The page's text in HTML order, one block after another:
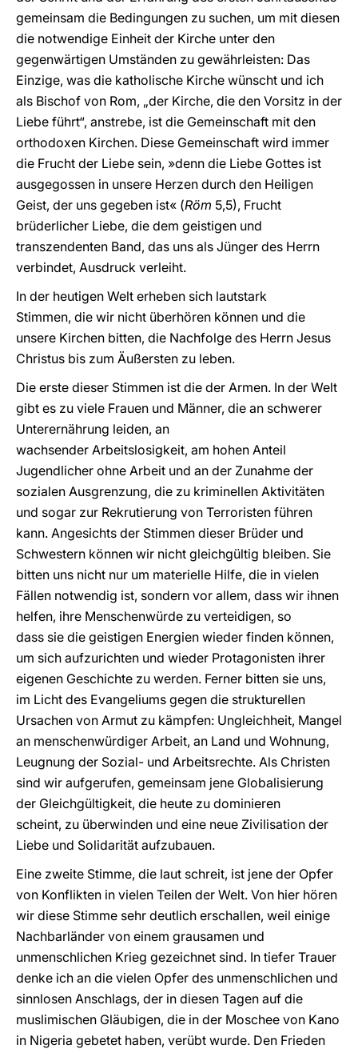
gemeinsam die Bedingungen zu suchen, um mit diesen
die notwendige Einheit der Kirche unter den
gegenwärtigen Umständen zu gewährleisten: Das
Einzige, was die katholische Kirche wünscht und ich
als Bischof von Rom, „der Kirche, die den Vorsitz in der
Liebe führt“, anstrebe, ist die Gemeinschaft mit den
orthodoxen Kirchen. Diese Gemeinschaft wird immer
die Frucht der Liebe sein, »denn die Liebe Gottes ist
ausgegossen in unsere Herzen durch den Heiligen
Geist, der uns gegeben ist« (Röm 5,5), Frucht
brüderlicher Liebe, die dem geistigen und
transzendenten Band, das uns als Jünger des Herrn
verbindet, Ausdruck verleiht.
In der heutigen Welt erheben sich lautstark
Stimmen, die wir nicht überhören können und die
unsere Kirchen bitten, die Nachfolge des Herrn Jesus
Christus bis zum Äußersten zu leben.
Die erste dieser Stimmen ist die der Armen. In der Welt
gibt es zu viele Frauen und Männer, die an schwerer
Unterernährung leiden, an
wachsender Arbeitslosigkeit, am hohen Anteil
Jugendlicher ohne Arbeit und an der Zunahme der
sozialen Ausgrenzung, die zu kriminellen Aktivitäten
und sogar zur Rekrutierung von Terroristen führen
kann. Angesichts der Stimmen dieser Brüder und
Schwestern können wir nicht gleichgültig bleiben. Sie
bitten uns nicht nur um materielle Hilfe, die in vielen
Fällen notwendig ist, sondern vor allem, dass wir ihnen
helfen, ihre Menschenwürde zu verteidigen, so
dass sie die geistigen Energien wieder finden können,
um sich aufzurichten und wieder Protagonisten ihrer
eigenen Geschichte zu werden. Ferner bitten sie uns,
im Licht des Evangeliums gegen die strukturellen
Ursachen von Armut zu kämpfen: Ungleichheit, Mangel
an menschenwürdiger Arbeit, an Land und Wohnung,
Leugnung der Sozial- und Arbeitsrechte. Als Christen
sind wir aufgerufen, gemeinsam jene Globalisierung
der Gleichgültigkeit, die heute zu dominieren
scheint, zu überwinden und eine neue Zivilisation der
Liebe und Solidarität aufzubauen.
Eine zweite Stimme, die laut schreit, ist jene der Opfer
von Konflikten in vielen Teilen der Welt. Von hier hören
wir diese Stimme sehr deutlich erschallen, weil einige
Nachbarländer von einem grausamen und
unmenschlichen Krieg gezeichnet sind. In tiefer Trauer
denke ich an die vielen Opfer des unmenschlichen und
sinnlosen Anschlags, der in diesen Tagen auf die
muslimischen Gläubigen, die in der Moschee von Kano
in Nigeria gebetet haben, verübt wurde. Den Frieden